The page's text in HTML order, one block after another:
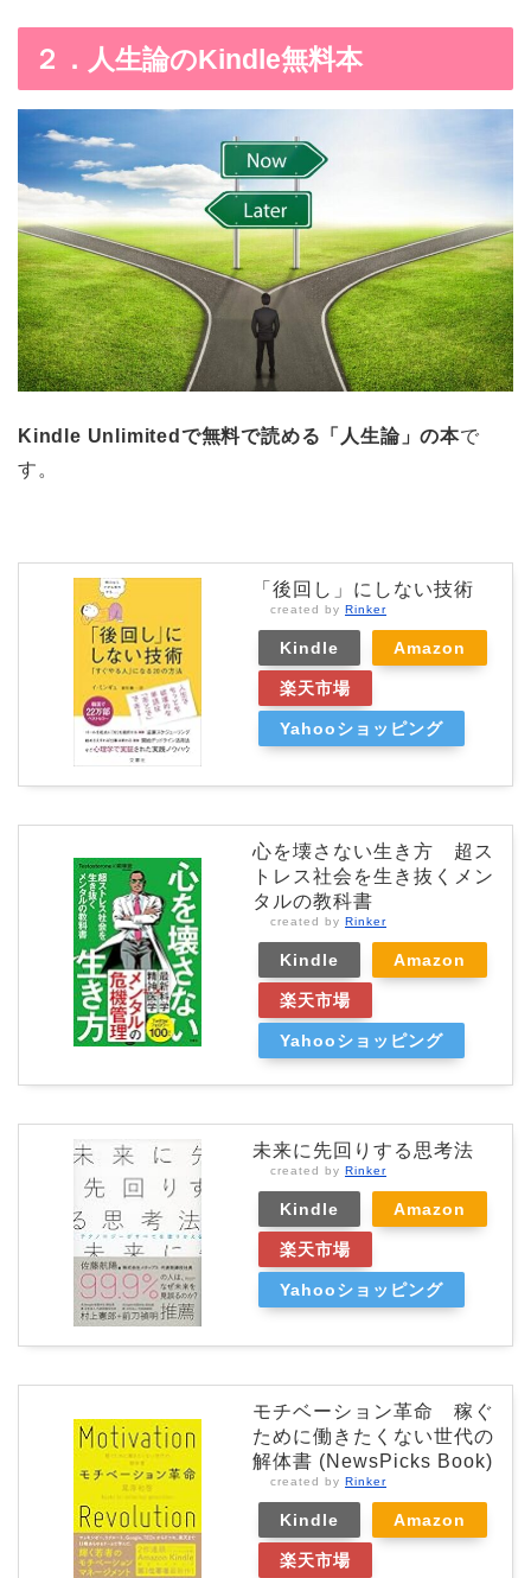
２．人生論のKindle無料本
Kindle Unlimitedで無料で読める「人生論」の本で
す。
「後回し」にしない技術
created by Rinker
Kindle Amazon
楽天市場
Yahooショッピング
心を壊さない生き方 超ス
トレス社会を生き抜くメン
タルの教科書
created by Rinker
Kindle Amazon
楽天市場
Yahooショッピング
未来に先回りする思考法
created by Rinker
Kindle Amazon
楽天市場
Yahooショッピング
モチベーション革命 稼ぐ
ために働きたくない世代の
解体書 (NewsPicks Book)
created by Rinker
Kindle Amazon
楽天市場